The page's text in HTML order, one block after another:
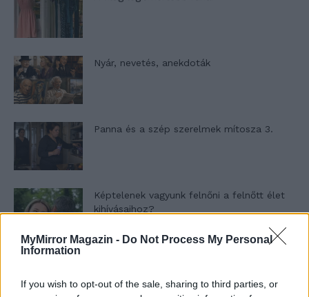
MyMirror Magazin - Do Not Process My Personal
Information
If you wish to opt-out of the sale, sharing to third parties, or
Nyár, nevetés, anekdoták
Panna és a szép szerelmek mítosza 3.
Képtelenek vagyunk felnőni a felnőtt élet
kihívásaihoz?